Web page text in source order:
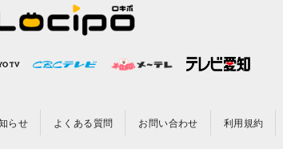
らせ よくある質問 お問い合わせ 利用規約